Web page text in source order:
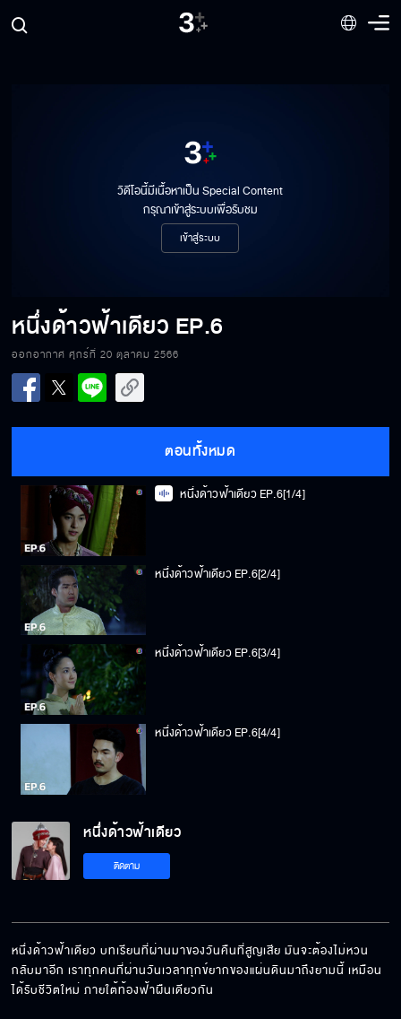
วิดีโอนี้มีเนื้อหาเป็น Special Content
กรุณาเข้าสู่ระบบเพื่อรับชม
เข้าสู่ระบบ
หนึ่งด้าวฟ้าเดียว EP.6
ออกอากาศ ศุกร์ที่ 20 ตุลาคม 2566
ตอนทั้งหมด
หนึ่งด้าวฟ้าเดียว EP.6[1/4]
หนึ่งด้าวฟ้าเดียว EP.6[2/4]
หนึ่งด้าวฟ้าเดียว EP.6[3/4]
หนึ่งด้าวฟ้าเดียว EP.6[4/4]
หนึ่งด้าวฟ้าเดียว
ติดตาม
หนึ่งด้าวฟ้าเดียว บทเรียนที่ผ่านมาของวันคืนที่สูญเสีย มันจะต้องไม่หวน
กลับมาอีก เราทุกคนที่ผ่านวันเวลาทุกข์ยากของแผ่นดินมาถึงยามนี้ เหมือน
ได้รับชีวิตใหม่ ภายใต้ท้องฟ้าผืนเดียวกัน